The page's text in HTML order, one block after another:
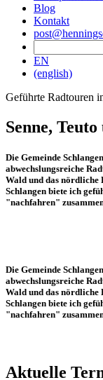
Blog
Kontakt
EN
(english)
Geführte Radtouren
Senne, Teuto
Die Gemeinde
abwechslungsreiche
Wald und das nördliche
Schlangen biete ich
"nachfahren"
Die Gemeinde
abwechslungsreiche
Wald und das nördliche
Schlangen biete ich
"nachfahren"
Aktuelle